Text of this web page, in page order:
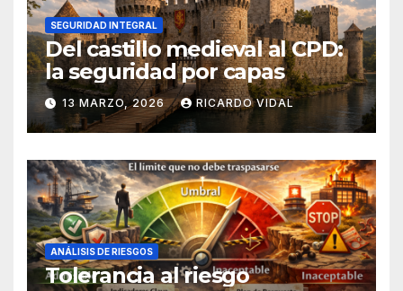
SEGURIDAD INTEGRAL
Del castillo medieval al CPD:
la seguridad por capas
13 MARZO, 2026 RICARDO VIDAL
ANÁLISIS DE RIESGOS
Tolerancia al riesgo